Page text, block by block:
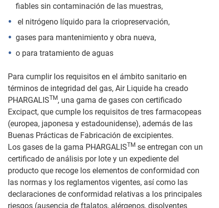
fiables sin contaminación de las muestras,
el nitrógeno líquido para la criopreservación,
gases para mantenimiento y obra nueva,
o para tratamiento de aguas
Para cumplir los requisitos en el ámbito sanitario en
términos de integridad del gas, Air Liquide ha creado
PHARGALISTM, una gama de gases con certificado
Excipact, que cumple los requisitos de tres farmacopeas
(europea, japonesa y estadounidense), además de las
Buenas Prácticas de Fabricación de excipientes.
Los gases de la gama PHARGALISTM se entregan con un
certificado de análisis por lote y un expediente del
producto que recoge los elementos de conformidad con
las normas y los reglamentos vigentes, así como las
declaraciones de conformidad relativas a los principales
riesgos (ausencia de ftalatos, alérgenos, disolventes